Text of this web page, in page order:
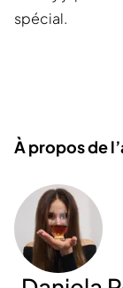
spécial.
À propos de